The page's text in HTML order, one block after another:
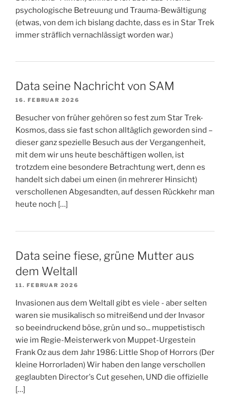
psychologische Betreuung und Trauma-Bewältigung
(etwas, von dem ich bislang dachte, dass es in Star Trek
immer sträflich vernachlässigt worden war.)
Data seine Nachricht von SAM
16. FEBRUAR 2026
Besucher von früher gehören so fest zum Star Trek-
Kosmos, dass sie fast schon alltäglich geworden sind –
dieser ganz spezielle Besuch aus der Vergangenheit,
mit dem wir uns heute beschäftigen wollen, ist
trotzdem eine besondere Betrachtung wert, denn es
handelt sich dabei um einen (in mehrerer Hinsicht)
verschollenen Abgesandten, auf dessen Rückkehr man
heute noch […]
Data seine fiese, grüne Mutter aus
dem Weltall
11. FEBRUAR 2026
Invasionen aus dem Weltall gibt es viele - aber selten
waren sie musikalisch so mitreißend und der Invasor
so beeindruckend böse, grün und so... muppetistisch
wie im Regie-Meisterwerk von Muppet-Urgestein
Frank Oz aus dem Jahr 1986: Little Shop of Horrors (Der
kleine Horrorladen) Wir haben den lange verschollen
geglaubten Director's Cut gesehen, UND die offizielle
[…]